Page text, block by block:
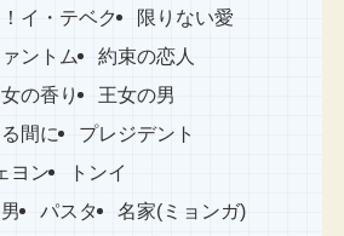
イ・テベク 限りない愛
ァントム 約束の恋人
女の香り 王女の男
る間に プレジデント
ヨン
トンイ
男 パスタ 名家(ミョンガ)